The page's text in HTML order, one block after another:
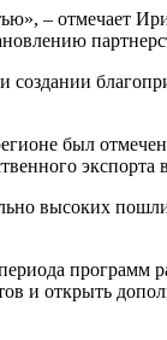
– отмечает
был
высоких
программ
и открыть